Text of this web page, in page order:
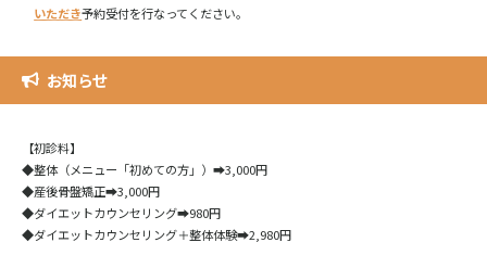
いただき予約受付を行なってください。
お知らせ
【初診料】
◆整体（メニュー「初めての方」）➡3,000円
◆産後骨盤矯正➡3,000円
◆ダイエットカウンセリング➡980円
◆ダイエットカウンセリング＋整体体験➡2,980円